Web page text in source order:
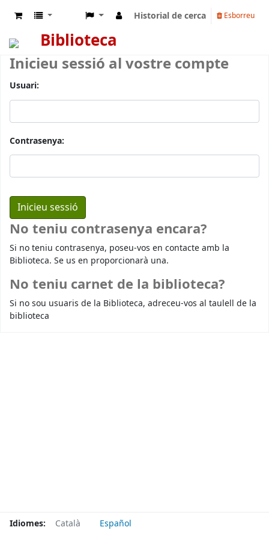
Historial de cerca Esborreu
Biblioteca
Inicieu sessió al vostre compte
Usuari:
Contrasenya:
No teniu contrasenya encara?
Si no teniu contrasenya, poseu-vos en contacte amb la
Biblioteca. Se us en proporcionarà una.
No teniu carnet de la biblioteca?
Si no sou usuaris de la Biblioteca, adreceu-vos al taulell de la
biblioteca
Idiomes: Català Español